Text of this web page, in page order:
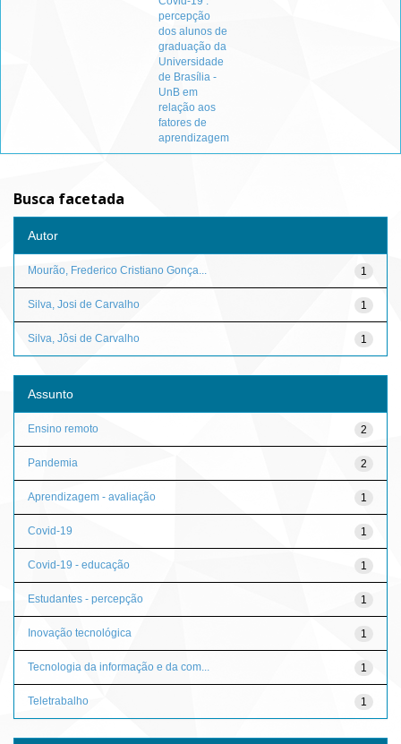
percepção
dos alunos de
graduação da
Universidade
de Brasília -
UnB em
relação aos
fatores de
aprendizagem
Busca facetada
Autor
1
Mourão, Frederico Cristiano Gonça...
1
Silva, Josi de Carvalho
1
Silva, Jôsi de Carvalho
Assunto
2
Ensino remoto
2
Pandemia
1
Aprendizagem - avaliação
1
Covid-19
1
Covid-19 - educação
1
Estudantes - percepção
1
Inovação tecnológica
1
Tecnologia da informação e da com...
1
Teletrabalho